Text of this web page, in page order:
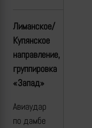
Лиманское/
Купянское
направление,
группировка
«Запад»
Авиаудар
по дамбе